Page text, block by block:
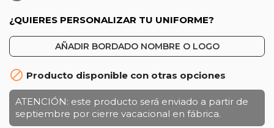
¿QUIERES PERSONALIZAR TU UNIFORME?
AÑADIR BORDADO NOMBRE O LOGO
 Producto disponible con otras opciones
ATENCIÓN: este producto será enviado a partir de
septiembre por cierre vacacional en fábrica.